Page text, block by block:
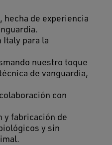
hecha de experiencia
Italy para la
nuestro toque
de vanguardia,
con
y fabricación de
y sin